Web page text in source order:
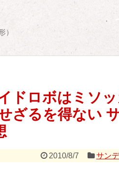
）
ドロボはミソッ
ざるを得ない
2010/8/7 サン